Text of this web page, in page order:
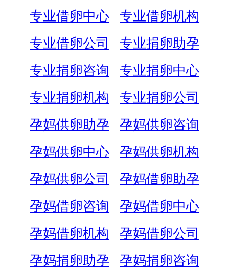
专业借卵中心
专业借卵机构
专业借卵公司
专业捐卵助孕
专业捐卵咨询
专业捐卵中心
专业捐卵机构
专业捐卵公司
孕妈供卵助孕
孕妈供卵咨询
孕妈供卵中心
孕妈供卵机构
孕妈供卵公司
孕妈借卵助孕
孕妈借卵咨询
孕妈借卵中心
孕妈借卵机构
孕妈借卵公司
孕妈捐卵助孕
孕妈捐卵咨询